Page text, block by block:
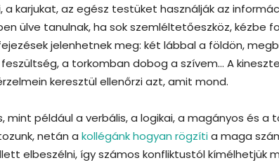
karjukat, az egész testüket használják az
ülve tanulnak, ha sok szemléltetőeszköz, kézbe
jelenhetnek meg: két lábbal a földön,
a torkomban dobog a szívem… A
keresztül ellenőrzi azt, amit mond.
mint például a verbális, a logikai, a magányos és a
netán a kollégánk hogyan rögzítia maga
elbeszélni, így számos konfliktustól kímélhetjük